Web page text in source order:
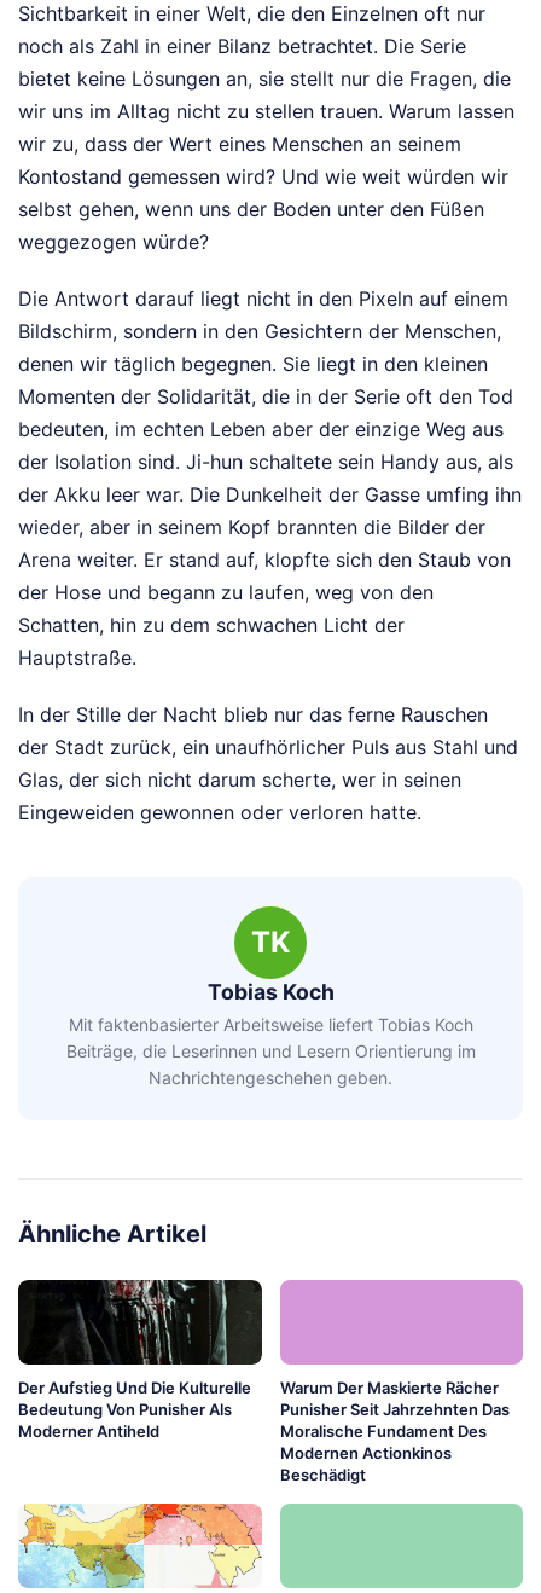
Sichtbarkeit in einer Welt, die den Einzelnen oft nur
noch als Zahl in einer Bilanz betrachtet. Die Serie
bietet keine Lösungen an, sie stellt nur die Fragen, die
wir uns im Alltag nicht zu stellen trauen. Warum lassen
wir zu, dass der Wert eines Menschen an seinem
Kontostand gemessen wird? Und wie weit würden wir
selbst gehen, wenn uns der Boden unter den Füßen
weggezogen würde?
Die Antwort darauf liegt nicht in den Pixeln auf einem
Bildschirm, sondern in den Gesichtern der Menschen,
denen wir täglich begegnen. Sie liegt in den kleinen
Momenten der Solidarität, die in der Serie oft den Tod
bedeuten, im echten Leben aber der einzige Weg aus
der Isolation sind. Ji-hun schaltete sein Handy aus, als
der Akku leer war. Die Dunkelheit der Gasse umfing ihn
wieder, aber in seinem Kopf brannten die Bilder der
Arena weiter. Er stand auf, klopfte sich den Staub von
der Hose und begann zu laufen, weg von den
Schatten, hin zu dem schwachen Licht der
Hauptstraße.
In der Stille der Nacht blieb nur das ferne Rauschen
der Stadt zurück, ein unaufhörlicher Puls aus Stahl und
Glas, der sich nicht darum scherte, wer in seinen
Eingeweiden gewonnen oder verloren hatte.
TK
Tobias Koch
Mit faktenbasierter Arbeitsweise liefert Tobias Koch
Beiträge, die Leserinnen und Lesern Orientierung im
Nachrichtengeschehen geben.
Ähnliche Artikel
Der Aufstieg Und Die Kulturelle
Bedeutung Von Punisher Als
Moderner Antiheld
Warum Der Maskierte Rächer
Punisher Seit Jahrzehnten Das
Moralische Fundament Des
Modernen Actionkinos
Beschädigt